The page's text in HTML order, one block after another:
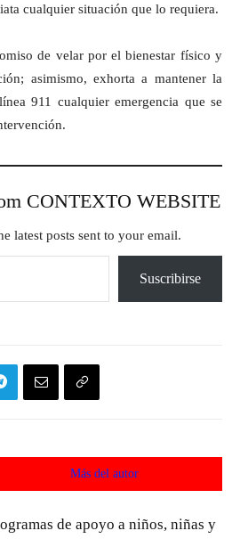
cualquier situación que lo requiera.
de velar por el bienestar físico y
asimismo, exhorta a mantener la
911 cualquier emergencia que se
CONTEXTO WEBSITE
latest posts sent to your email.
Suscribirse
Más del autor
de apoyo a niños, niñas y